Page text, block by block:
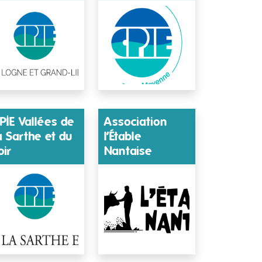
Vallées de
Sarthe et du
Association
l’Étable
Nantaise